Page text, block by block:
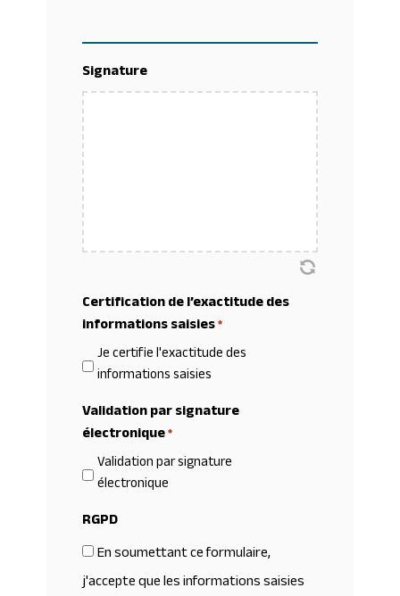
Signature
Certification de l’exactitude des
informations saisies*
Je certifie l'exactitude des
informations saisies
Validation par signature
électronique*
Validation par signature
électronique
RGPD
En soumettant ce formulaire,
j'accepte que les informations saisies